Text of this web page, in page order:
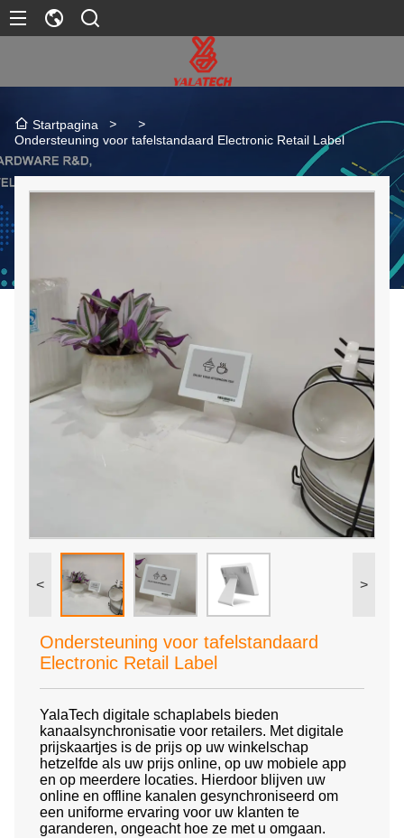
Startpagina >
>
Ondersteuning voor tafelstandaard Electronic Retail Label
< >
Ondersteuning voor tafelstandaard
Electronic Retail Label
YalaTech digitale schaplabels bieden
kanaalsynchronisatie voor retailers. Met digitale
prijskaartjes is de prijs op uw winkelschap
hetzelfde als uw prijs online, op uw mobiele app
en op meerdere locaties. Hierdoor blijven uw
online en offline kanalen gesynchroniseerd om
een ​​uniforme ervaring voor uw klanten te
garanderen, ongeacht hoe ze met u omgaan.